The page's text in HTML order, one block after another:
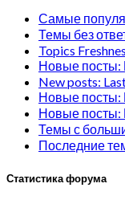
Самые
Темы без
Topics
Новые посты:
New posts:
Новые посты:
Новые
Темы с
Последние
Статистика форума